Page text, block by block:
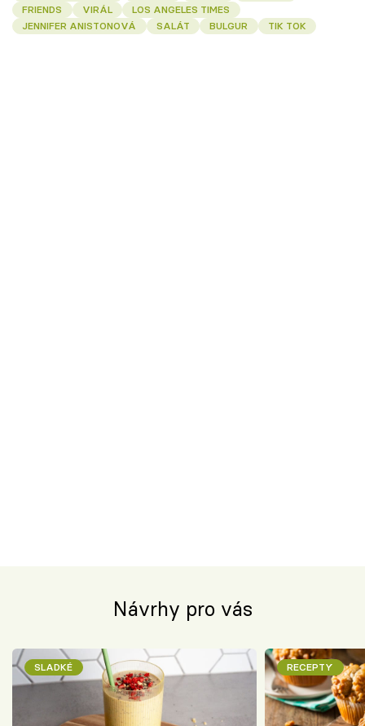
FRIENDS
VIRÁL
LOS ANGELES TIMES
JENNIFER ANISTONOVÁ
SALÁT BULGUR TIK TOK
Návrhy pro vás
SLADKÉ RECEPTY